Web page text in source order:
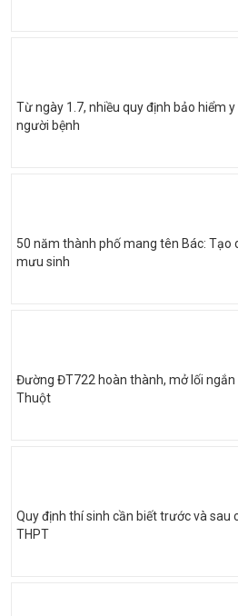
Từ ngày 1.7, nhiều quy định bảo hiểm
người bệnh
50 năm thành phố mang tên Bác:
mưu sinh
Đường ĐT722 hoàn thành, mở lối
Thuột
Quy định thí sinh cần biết trước và sau
THPT